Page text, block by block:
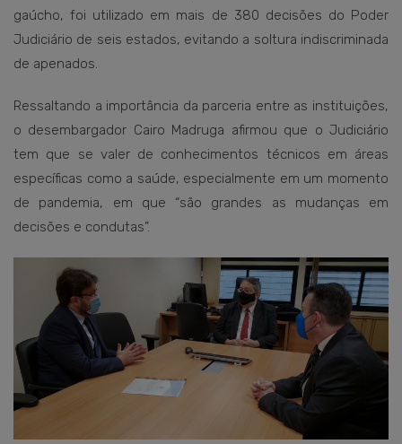
gaúcho, foi utilizado em mais de 380 decisões do Poder
Judiciário de seis estados, evitando a soltura indiscriminada
de apenados.
Ressaltando a importância da parceria entre as instituições,
o desembargador Cairo Madruga afirmou que o Judiciário
tem que se valer de conhecimentos técnicos em áreas
específicas como a saúde, especialmente em um momento
de pandemia, em que “são grandes as mudanças em
decisões e condutas”.